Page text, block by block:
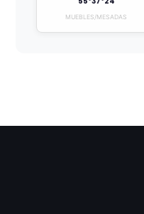
MUEBLES/MESADAS